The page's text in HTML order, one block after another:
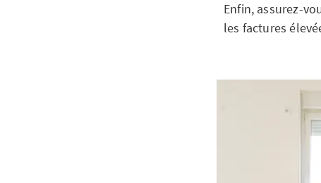
Enfin, assurez-
les factures